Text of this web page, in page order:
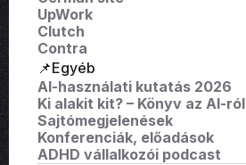
UpWork
Clutch
Contra
📌Egyéb
AI-használati kutatás 2026
Ki alakit kit? – Könyv az AI-ról
Sajtómegjelenések
Konferenciák, előadások
ADHD vállalkozói podcast